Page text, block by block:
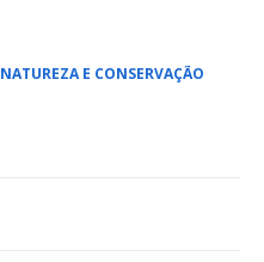
NATUREZA E CONSERVAÇÃO